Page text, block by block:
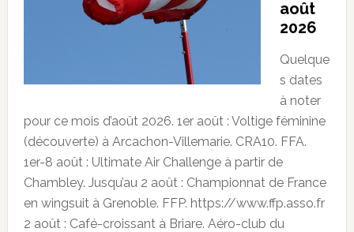
août
2026
Quelque
s dates
à noter
pour ce mois d’août 2026. 1er août : Voltige féminine
(découverte) à Arcachon-Villemarie. CRA10. FFA.
1er-8 août : Ultimate Air Challenge à partir de
Chambley. Jusqu’au 2 août : Championnat de France
en wingsuit à Grenoble. FFP. https://www.ffp.asso.fr
2 août : Café-croissant à Briare. Aéro-club du